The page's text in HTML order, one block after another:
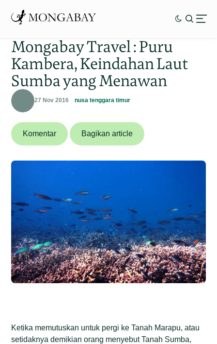
Mongabay Travel : Puru
Kambera, Keindahan Laut
Sumba yang Menawan
27 Nov 2016 nusa tenggara timur
Komentar Bagikan article
Ketika memutuskan untuk pergi ke Tanah Marapu, atau
setidaknya demikian orang menyebut Tanah Sumba,